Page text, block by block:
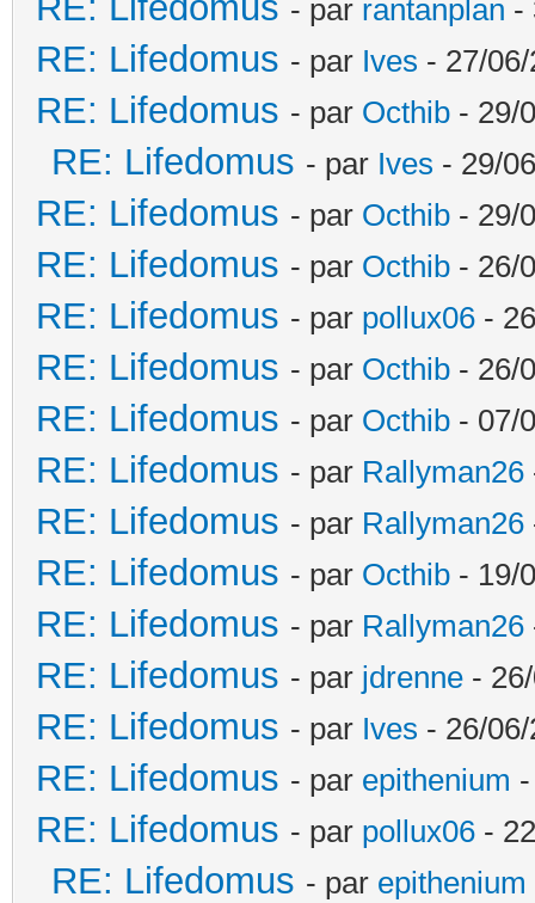
- par rantanplan -
RE: Lifedomus - par Ives - 27/
RE: Lifedomus - par Octhib - 29/
RE: Lifedomus - par Ives - 29/
RE: Lifedomus - par Octhib - 29/
RE: Lifedomus - par Octhib - 26/
RE: Lifedomus - par pollux06 -
RE: Lifedomus - par Octhib - 26/
RE: Lifedomus - par Octhib - 07/
RE: Lifedomus - par Rallyman26
RE: Lifedomus - par Rallyman26
RE: Lifedomus - par Octhib - 19/
RE: Lifedomus - par Rallyman26
RE: Lifedomus - par jdrenne -
RE: Lifedomus - par Ives - 26/
RE: Lifedomus - par epithenium
RE: Lifedomus - par pollux06 -
RE: Lifedomus - par epithenium